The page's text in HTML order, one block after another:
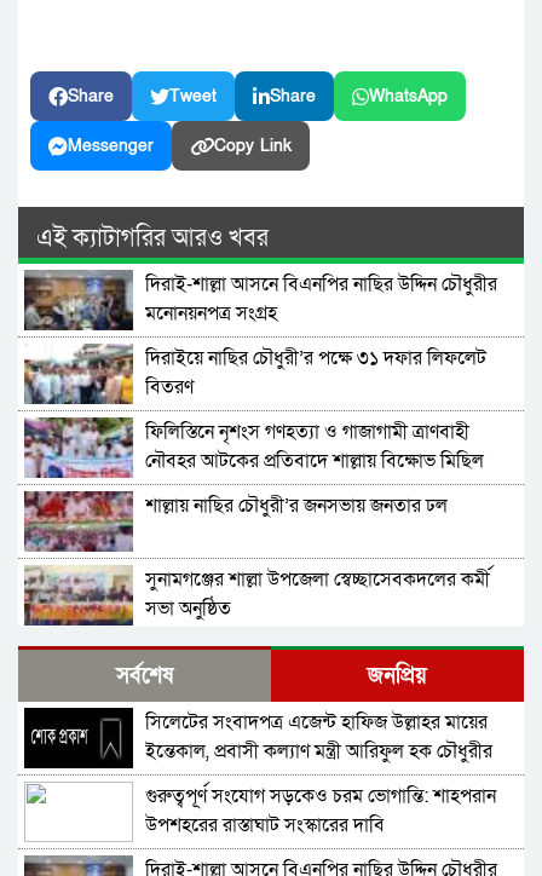
Share Tweet Share WhatsApp
Messenger Copy Link
এই ক্যাটাগরির আরও খবর
দিরাই-শাল্লা আসনে বিএনপির নাছির উদ্দিন চৌধুরীর
মনোনয়নপত্র সংগ্রহ
দিরাইয়ে নাছির চৌধুরী’র পক্ষে ৩১ দফার লিফলেট
বিতরণ
ফিলিস্তিনে নৃশংস গণহত্যা ও গাজাগামী ত্রাণবাহী
নৌবহর আটকের প্রতিবাদে শাল্লায় বিক্ষোভ মিছিল
শাল্লায় নাছির চৌধুরী’র জনসভায় জনতার ঢল
সুনামগঞ্জের শাল্লা উপজেলা স্বেচ্ছাসেবকদলের কর্মী
সভা অনুষ্ঠিত
দিরাইয়ে মাওলানা মুশতাক গাজীনগরীর হত্যার
প্রতিবাদে বিক্ষোভ মিছিল ও সমাবেশ অনুষ্ঠিত
শাল্লায় স্বেচ্চায় রক্তদানের ছোট উদ্যোগ থেকে সুদৃঢ়
মানবিক নেটওয়ার্ক
শাল্লায় বিএনপির প্রতিষ্ঠাবার্ষিকী পালিত
সর্বশেষ জনপ্রিয়
সিলেটের সংবাদপত্র এজেন্ট হাফিজ উল্লাহর মায়ের
ইন্তেকাল, প্রবাসী কল্যাণ মন্ত্রী আরিফুল হক চৌধুরীর
শোক
গুরুত্বপূর্ণ সংযোগ সড়কেও চরম ভোগান্তি: শাহপরান
উপশহরের রাস্তাঘাট সংস্কারের দাবি
দিরাই-শাল্লা আসনে বিএনপির নাছির উদ্দিন চৌধুরীর